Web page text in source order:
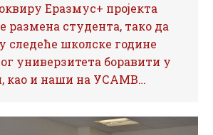
Еразмус+ пројекта
размена студента, тако да
следеће школске године
универзитета боравити у
као и наши на УСАМВ…